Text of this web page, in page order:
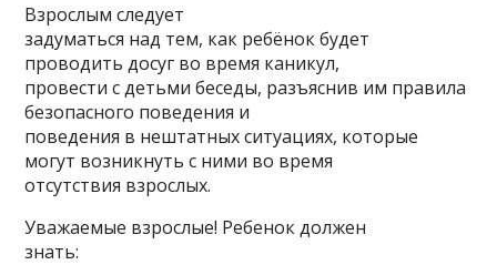
Взрослым следует
задуматься над тем, как ребёнок будет
проводить досуг во время каникул,
провести с детьми беседы, разъяснив им правила
безопасного поведения и
поведения в нештатных ситуациях, которые
могут возникнуть с ними во время
отсутствия взрослых.
Уважаемые взрослые! Ребенок должен
знать: